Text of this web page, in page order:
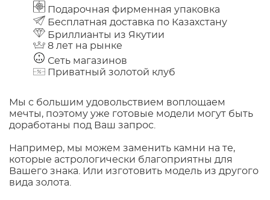
Подарочная фирменная упаковка
Бесплатная доставка по Казахстану
Бриллианты из Якутии
8 лет на рынке
Сеть магазинов
Приватный золотой клуб
Мы с большим удовольствием воплощаем
мечты, поэтому уже готовые модели могут быть
доработаны под Ваш запрос.
Например, мы можем заменить камни на те,
которые астрологически благоприятны для
Вашего знака. Или изготовить модель из другого
вида золота.